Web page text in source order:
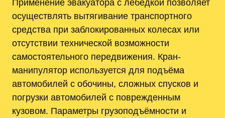
Применение эвакуатора с лебедкой позволяет
осуществлять вытягивание транспортного
средства при заблокированных колесах или
отсутствии технической возможности
самостоятельного передвижения. Кран-
манипулятор используется для подъёма
автомобилей с обочины, сложных спусков и
погрузки автомобилей с поврежденным
кузовом. Параметры грузоподъёмности и